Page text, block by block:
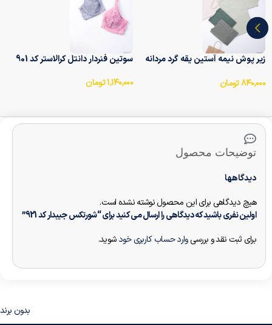
زیر پوش نیمه آستین یقه گرد مردانه
۸۴۰,۰۰۰تومان
سوتین فنر‌دار دانتل کرالاستر کد 901
۱,۱۴۰,۰۰۰تومان
توضیحات محصول
دیدگاهها
هیچ دیدگاهی برای این محصول نوشته نشده است.
اولین نفری باشید که دیدگاهی را ارسال می کنید برای “شورتکس جیبدار کد 921”
برای ثبت نقد و بررسیوارد حساب کاربری خودشوید.
بدون برند